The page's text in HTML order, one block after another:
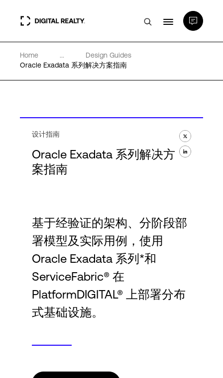
数据中心
专业知识和资源
Language
登录
Home ...
Design Guides
Oracle Exadata 系列解决方案指南
设计指南
Oracle Exadata 系列解决方
案指南
基于经验证的架构、分阶段部
署模型及实际用例，使用
Oracle Exadata 系列*和
ServiceFabric® 在
PlatformDIGITAL® 上部署分布
式基础设施。